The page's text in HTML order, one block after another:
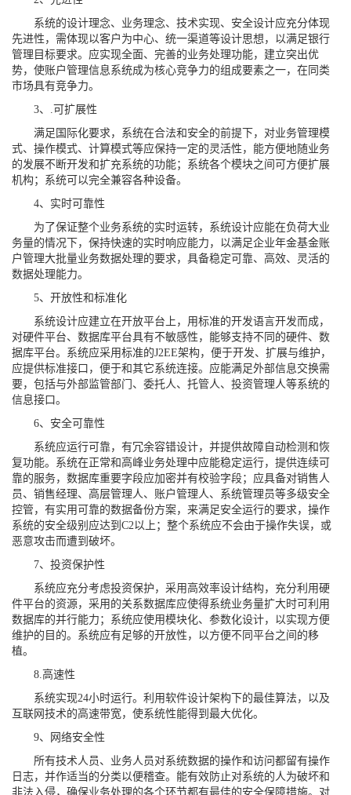
系统的设计理念、业务理念、技术实现、安全设计应充分体现
先进性，需体现以客户为中心、统一渠道等设计思想，以满足银行
管理目标要求。应实现全面、完善的业务处理功能，建立突出优
势，使账户管理信息系统成为核心竞争力的组成要素之一，在同类
市场具有竞争力。
3、.可扩展性
满足国际化要求，系统在合法和安全的前提下，对业务管理模
式、操作模式、计算模式等应保持一定的灵活性，能方便地随业务
的发展不断开发和扩充系统的功能；系统各个模块之间可方便扩展
机构；系统可以完全兼容各种设备。
4、实时可靠性
为了保证整个业务系统的实时运转，系统设计应能在负荷大业
务量的情况下，保持快速的实时响应能力，以满足企业年金基金账
户管理大批量业务数据处理的要求，具备稳定可靠、高效、灵活的
数据处理能力。
5、开放性和标准化
系统设计应建立在开放平台上，用标准的开发语言开发而成，
对硬件平台、数据库平台具有不敏感性，能够支持不同的硬件、数
据库平台。系统应采用标准的J2EE架构，便于开发、扩展与维护，
应提供标准接口，便于和其它系统连接。应能满足外部信息交换需
要，包括与外部监管部门、委托人、托管人、投资管理人等系统的
信息接口。
6、安全可靠性
系统应运行可靠，有冗余容错设计，并提供故障自动检测和恢
复功能。系统在正常和高峰业务处理中应能稳定运行，提供连续可
靠的服务，数据库重要字段应加密并有校验字段；应具备对销售人
员、销售经理、高层管理人、账户管理人、系统管理员等多级安全
控管，有实用可靠的数据备份方案，来满足安全运行的要求，操作
系统的安全级别应达到C2以上；整个系统应不会由于操作失误，或
恶意攻击而遭到破坏。
7、投资保护性
系统应充分考虑投资保护，采用高效率设计结构，充分利用硬
件平台的资源，采用的关系数据库应使得系统业务量扩大时可利用
数据库的并行能力；系统应使用模块化、参数化设计，以实现方便
维护的目的。系统应有足够的开放性，以方便不同平台之间的移
植。
8.高速性
系统实现24小时运行。利用软件设计架构下的最佳算法，以及
互联网技术的高速带宽，使系统性能得到最大优化。
9、网络安全性
所有技术人员、业务人员对系统数据的操作和访问都留有操作
日志，并作适当的分类以便稽查。能有效防止对系统的人为破坏和
非法入侵，确保业务处理的各个环节都有最佳的安全保障措施。对